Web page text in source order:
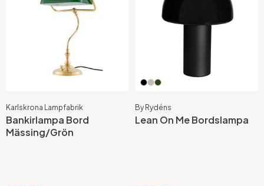
Karlskrona Lampfabrik
Bankirlampa Bord
Mässing/Grön
By Rydéns
Lean On Me Bordslampa